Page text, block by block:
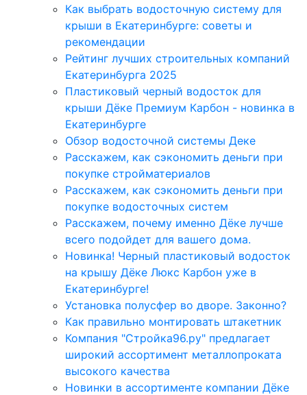
Как выбрать водосточную систему для
крыши в Екатеринбурге: советы и
рекомендации
Рейтинг лучших строительных компаний
Екатеринбурга 2025
Пластиковый черный водосток для
крыши Дёке Премиум Карбон - новинка в
Екатеринбурге
Обзор водосточной системы Деке
Расскажем, как сэкономить деньги при
покупке стройматериалов
Расскажем, как сэкономить деньги при
покупке водосточных систем
Расскажем, почему именно Дёке лучше
всего подойдет для вашего дома.
Новинка! Черный пластиковый водосток
на крышу Дёке Люкс Карбон уже в
Екатеринбурге!
Установка полусфер во дворе. Законно?
Как правильно монтировать штакетник
Компания "Стройка96.ру" предлагает
широкий ассортимент металлопроката
высокого качества
Новинки в ассортименте компании Дёке